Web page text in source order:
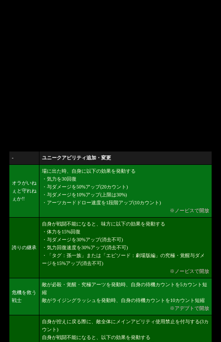
- ユニークアビリティ追加・変更
オラがいね
ぇと守れね
ぇか!!
場に出た時、自身に以下の効果を発動する
・気力を30回復
・与ダメージを50%アップ(20カウント)
・与ダメージを10%アップ(上限は30%)
・アーツカードドロー速度を1段階アップ(10カウント)
※ノービスで開放
誇りの継承
自身が戦闘不能になると、味方に以下の効果を発動する
・体力を15%回復
・与ダメージを30%アップ(消去不可)
・気力回復速度を30%アップ(消去不可)
・「タグ：孫一族」または「エピソード：劇場版編」の究極・覚醒与ダメ
ージを15%アップ(消去不可)
※ノービスで開放
危機を救う
戦士
敵が必殺・覚醒・究極アーツを発動時、自身の待機カウントを5カウント短
縮
敵がライジングラッシュを発動時、自身の待機カウントを10カウント短縮
※アデプトで開放
自身が控えに戻る際に、敵全体にメインアビリティ使用禁止を付与する(3カ
ウント)
自身が戦闘不能になると、以下の効果を発動する